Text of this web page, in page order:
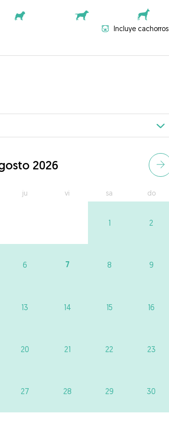
Incluye cachorros
2026
ju vi sa do
1 2
6 7 8 9
13 14 15 16
20 21 22 23
27 28 29 30